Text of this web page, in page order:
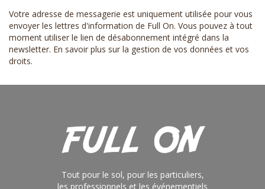
Votre adresse de messagerie est uniquement utilisée pour vous
envoyer les lettres d'information de Full On. Vous pouvez à tout
moment utiliser le lien de désabonnement intégré dans la
newsletter. En savoir plus sur la gestion de vos données et vos
droits.
Tout pour le sol, pour les particuliers,
les professionnels et les événementiels